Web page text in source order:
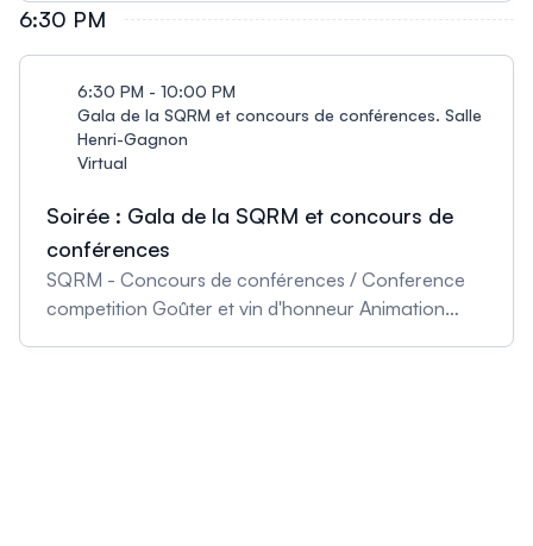
6:30 PM
6:30 PM - 10:00 PM
Gala de la SQRM et concours de conférences. Salle
Henri-Gagnon
Virtual
Soirée : Gala de la SQRM et concours de
conférences
SQRM - Concours de conférences / Conference
competition Goûter et vin d'honneur Animation